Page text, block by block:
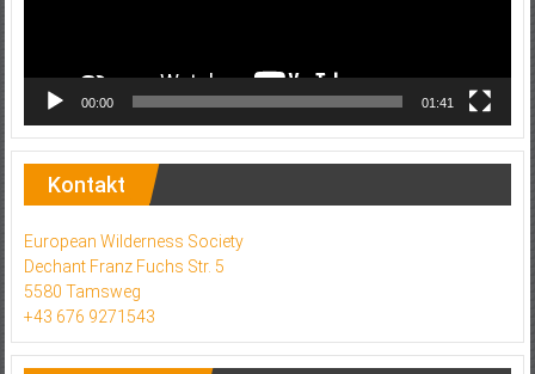
00:00 01:41
Kontakt
European Wilderness Society
Dechant Franz Fuchs Str. 5
5580 Tamsweg
+43 676 9271543